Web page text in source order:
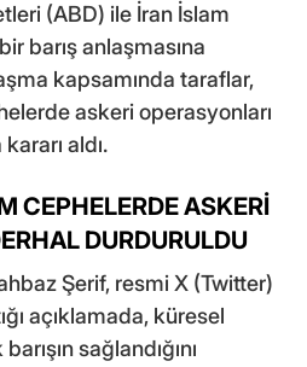
(ABD) ile İran İslam
barış anlaşmasına
kapsamında taraflar,
askeri operasyonları
aldı.
CEPHELERDE ASKERİ
DURDURULDU
Şerif, resmi X (Twitter)
açıklamada, küresel
sağlandığını